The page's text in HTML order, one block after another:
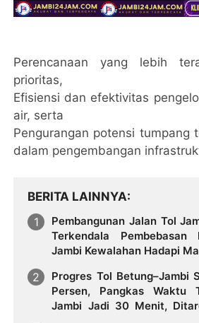
Perencanaan yang lebih
prioritas,
Efisiensi dan efektivitas
air, serta
Pengurangan potensi tumpang
dalam pengembangan
BERITA LAINNYA
Pembangunan Jalan Tol
Terkendala Pembebasan
Jambi Kewalahan Hadapi
Progres Tol Betung–Jambi
Persen, Pangkas Waktu
Jambi Jadi 30 Menit,